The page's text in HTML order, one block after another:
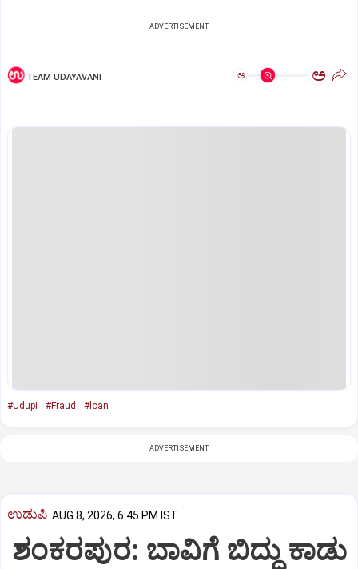
ADVERTISEMENT
TEAM UDAYAVANI ಅ ಅ
#Udupi #Fraud #loan
ADVERTISEMENT
ಉಡುಪಿ AUG 8, 2026, 6:45 PM IST
ಶಂಕರಪುರ: ಬಾವಿಗೆ ಬಿದ್ದು ಕಾಡು